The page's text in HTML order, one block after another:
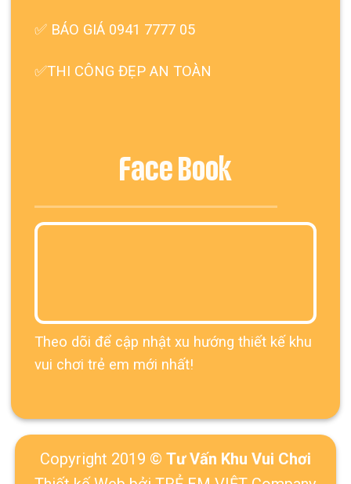
✅ BÁO GIÁ 0941 7777 05
✅THI CÔNG ĐẸP AN TOÀN
Face Book
Theo dõi để cập nhật xu hướng thiết kế khu
vui chơi trẻ em mới nhất!
Copyright 2019 © Tư Vấn Khu Vui Chơi